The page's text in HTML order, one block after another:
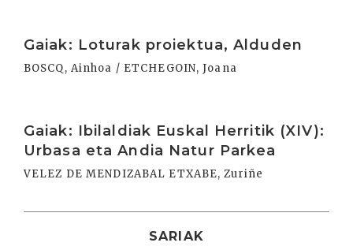
Gaiak: Loturak proiektua, Alduden
BOSCQ, Ainhoa / ETCHEGOIN, Joana
Gaiak: Ibilaldiak Euskal Herritik (XIV):
Urbasa eta Andia Natur Parkea
VELEZ DE MENDIZABAL ETXABE, Zuriñe
SARIAK